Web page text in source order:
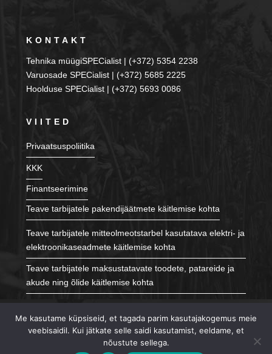
KONTAKT
Tehnika müügiSPECialist | (+372) 5354 2238
Varuosade SPECialist | (+372) 5685 2225
Hoolduse SPECialist | (+372) 5693 0086
VIITED
Privaatsuspoliitika
KKK
Finantseerimine
Teave tarbijatele pakendijäätmete käitlemise kohta
Teave tarbijatele mitteolmeotstarbel kasutatava elektri- ja
elektroonikaseadmete käitlemise kohta
Teave tarbijatele maksustatavate toodete, patareide ja
akude ning õlide käitlemise kohta
JÄLGI MEID
Me kasutame küpsiseid, et tagada parim kasutajakogemus meie
veebisaidil. Kui jätkate selle saidi kasutamist, eeldame, et
nõustute sellega.